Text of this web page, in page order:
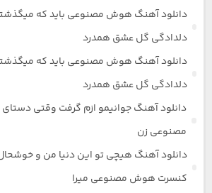
دانلود آهنگ هوش مصنوعی باید که
دلدادگی گل عشق همدرد
دانلود آهنگ هوش مصنوعی باید که
دلدادگی گل عشق همدرد
دانلود آهنگ جوانیمو ازم گرفت وقتی
مصنوعی زن
دانلود آهنگ هیچی تو این دنیا من و
کنسرت هوش مصنوعی میرا